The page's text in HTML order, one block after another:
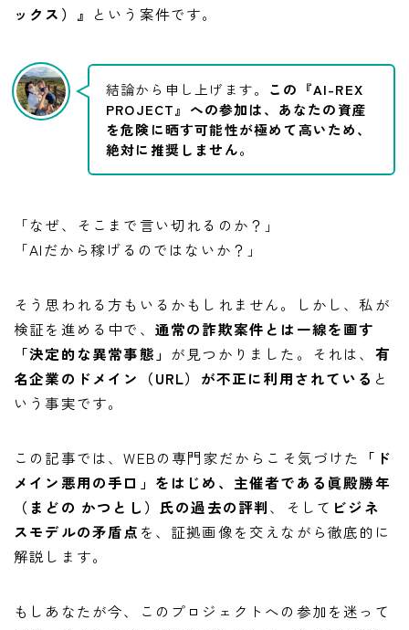
ックス）』 という案件です。
結論から申し上げます。 この『AI-REX
PROJECT』への参加は、あなたの資産
を危険に晒す可能性が極めて高いため、
絶対に推奨しません。
「なぜ、そこまで言い切れるのか？」
「AIだから稼げるのではないか？」
そう思われる方もいるかもしれません。しかし、私が
検証を進める中で、 通常の詐欺案件とは一線を画す
「決定的な異常事態」 が見つかりました。それは、 有
名企業のドメイン（URL）が不正に利用されている と
いう事実です。
この記事では、WEBの専門家だからこそ気づけた
「ド
メイン悪用の手口」をはじめ、主催者である眞殿勝年
（まどの かつとし）氏の過去の評判、そして ビジネ
スモデルの矛盾点 を、証拠画像を交えながら徹底的に
解説します。
もしあなたが今、このプロジェクトへの参加を迷って